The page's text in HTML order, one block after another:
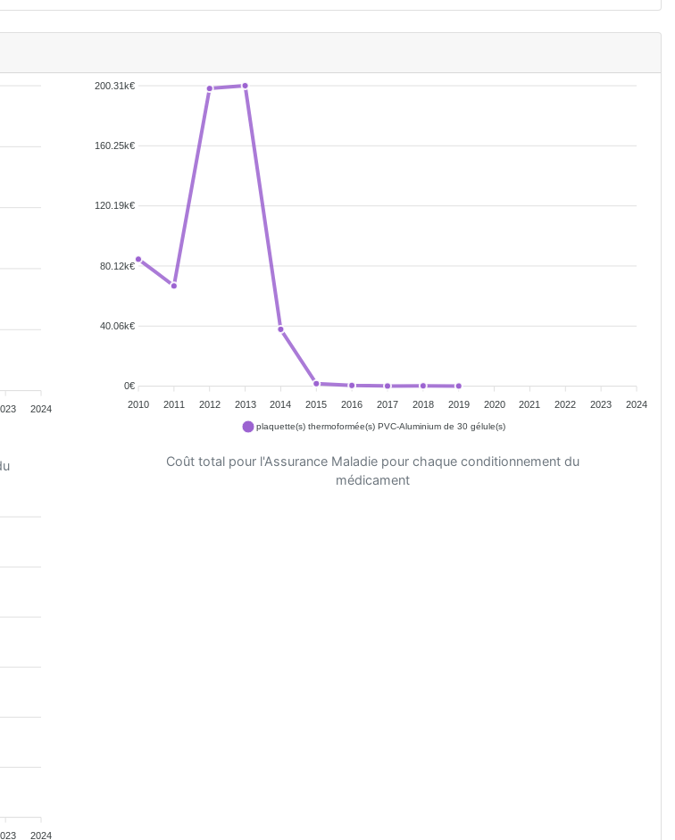
2024
200.31k€
160.25k€
120.19k€
80.12k€
40.06k€
0€
2010
2011 2012 2013 2014 2015 2016 2017 2018 2019 2020 2021 2022 2023 2024
plaquette(s) thermoformée(s) PVC-Aluminium de 30 gélule(s)
Coût total pour l'Assurance Maladie pour chaque conditionnement du
médicament
2024